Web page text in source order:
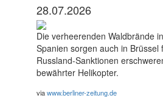
28.07.2026
Die verheerenden Waldbrände
Spanien sorgen auch in Brüssel
Russland-Sanktionen
bewährter Helikopter.
viawww.berliner-zeitung.de